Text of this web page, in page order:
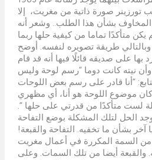
حيث طلب تورزينر صورة ذاتية من مغريت، إلا
المخاوف بشأن هذا الطلب.. وشعر أنه
متأكدًا تماما من كيفية حلها ربما
وبالتالي طريقة تصويره لنفسه. أوضح
على صديقه قائلًا فيها أنه قد قام
نيته كانت دوما “رسم لوحة وليس
“أنا قادر على رسم بعض اللوحات
موضوع اللوحة هو أنا، أي مظهري
لست متأكدًا من قدرتي على حلها “.
الحل لتلك المشكلة بوضع التفاحة
بشأن ما تخفيه. التفاحة والقبعة!
السمة المكررة في أعمال مغريت
والقبعة أيضا من تلك السمات. وعلى